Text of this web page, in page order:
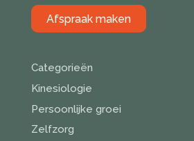
Afspraak maken
Categorieën
Kinesiologie
Persoonlijke groei
Zelfzorg